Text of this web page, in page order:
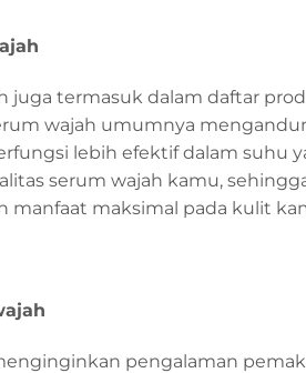
juga termasuk dalam daftar
wajah umumnya
lebih efektif dalam suhu
serum wajah kamu,
manfaat maksimal pada kulit
pengalaman